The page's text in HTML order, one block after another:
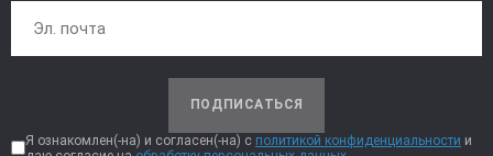
ПОДПИСАТЬСЯ
Я ознакомлен(-на) и согласен(-на) с политикой конфиденциальности и